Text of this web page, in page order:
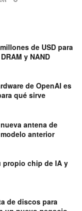
de USD para
y NAND
de OpenAI es
qué sirve
antena de
anterior
propio chip de IA y
de discos para